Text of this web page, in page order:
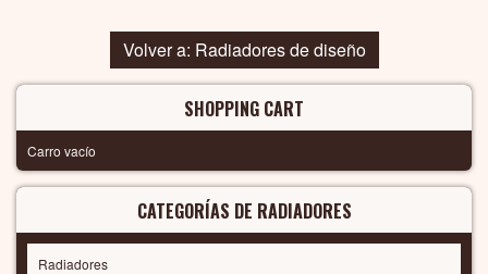
Volver a: Radiadores de diseño
SHOPPING CART
Carro vacío
CATEGORÍAS DE RADIADORES
Radiadores